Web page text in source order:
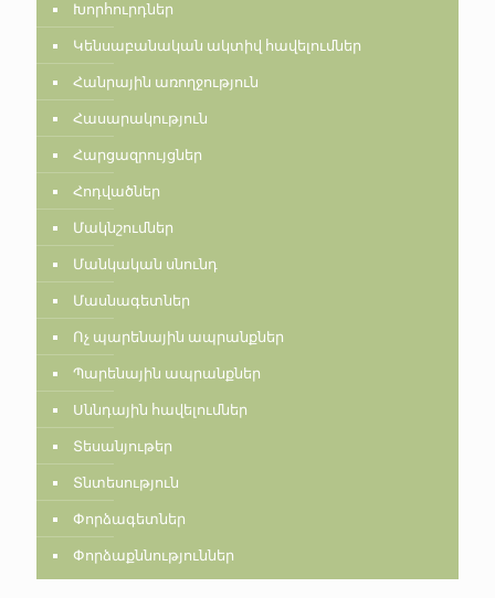
Խորհուրդներ
Կենսաբանական ակտիվ հավելումներ
Հանրային առողջություն
Հասարակություն
Հարցազրույցներ
Հոդվածներ
Մակնշումներ
Մանկական սնունդ
Մասնագետներ
Ոչ պարենային ապրանքներ
Պարենային ապրանքներ
Սննդային հավելումներ
Տեսանյութեր
Տնտեսություն
Փորձագետներ
Փորձաքննություններ